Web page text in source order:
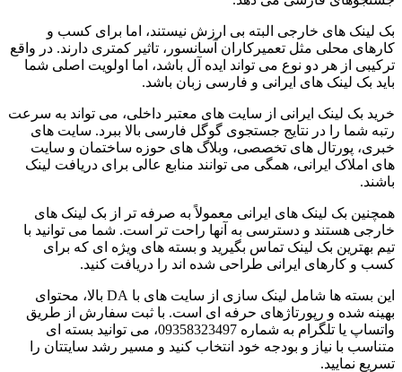
بک لینک های خارجی البته بی ارزش نیستند، اما برای کسب و
کارهای محلی مثل تعمیرکاران آسانسور، تاثیر کمتری دارند. در واقع
ترکیبی از هر دو نوع می تواند ایده آل باشد، اما اولویت اصلی شما
باید بک لینک های ایرانی و فارسی زبان باشد.
خرید بک لینک ایرانی از سایت های معتبر داخلی، می تواند به سرعت
رتبه شما را در نتایج جستجوی گوگل فارسی بالا ببرد. سایت های
خبری، پورتال های تخصصی، وبلاگ های حوزه ساختمان و سایت
های املاک ایرانی، همگی می توانند منابع عالی برای دریافت لینک
باشند.
همچنین بک لینک های ایرانی معمولاً به صرفه تر از بک لینک های
خارجی هستند و دسترسی به آنها راحت تر است. شما می توانید با
تیم بهترین بک لینک تماس بگیرید و بسته های ویژه ای که برای
کسب و کارهای ایرانی طراحی شده اند را دریافت کنید.
این بسته ها شامل لینک سازی از سایت های با DA بالا، محتوای
بهینه شده و رپورتاژهای حرفه ای است. با ثبت سفارش از طریق
واتساپ یا تلگرام به شماره 09358323497، می توانید بسته ای
متناسب با نیاز و بودجه خود انتخاب کنید و مسیر رشد سایتتان را
تسریع نمایید.